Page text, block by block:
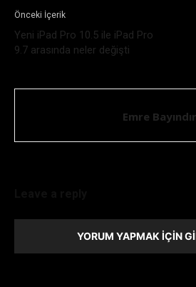
Önceki İçerik
Yeni iPad Pro 10.5 ile iPad Pro
9.7 arasında neler değişti
Emre Bayındır
YORUM YAPMAK İÇIN